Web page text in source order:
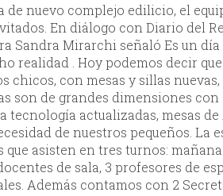
nuevo complejo edilicio, el
En diálogo con Diario del
Sandra Mirarchi señaló Es un
realidad . Hoy podemos decir
chicos, con mesas y sillas nuevas,
son de grandes dimensiones con
actualizadas, mesas de
de nuestros pequeños. La
asisten en tres turnos: mañana
de sala, 3 profesores de
Además contamos con 2